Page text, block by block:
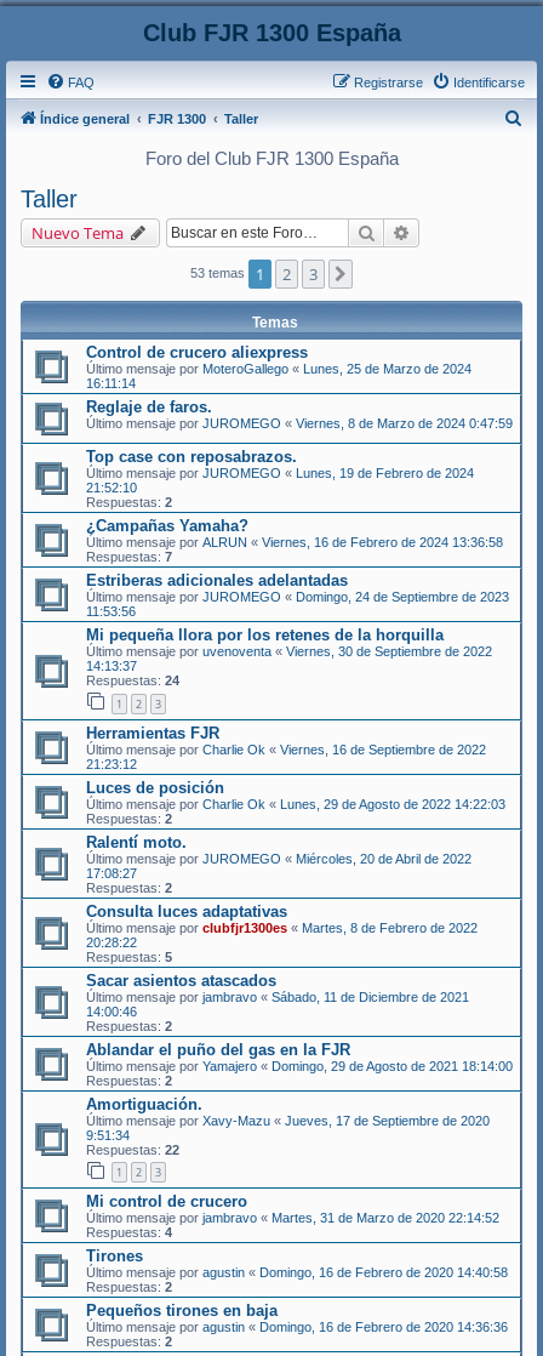
Club FJR 1300 España
FAQ Identificarse
Registrarse
Índice general FJR 1300 Taller
Foro del Club FJR 1300 España
Taller
Nuevo Tema Buscar
53 temas 1 2 3
Temas
Control de crucero aliexpress
Último mensaje por MoteroGallego « Lunes, 25 de Marzo de 2024
16:11:14
Reglaje de faros.
Último mensaje por JUROMEGO « Viernes, 8 de Marzo de 2024 0:47:59
Top case con reposabrazos.
Último mensaje por JUROMEGO « Lunes, 19 de Febrero de 2024
21:52:10
Respuestas: 2
¿Campañas Yamaha?
Último mensaje por ALRUN « Viernes, 16 de Febrero de 2024 13:36:58
Respuestas: 7
Estriberas adicionales adelantadas
Último mensaje por JUROMEGO « Domingo, 24 de Septiembre de 2023
11:53:56
Mi pequeña llora por los retenes de la horquilla
Último mensaje por uvenoventa « Viernes, 30 de Septiembre de 2022
14:13:37
Respuestas: 24
1 2 3
Herramientas FJR
Último mensaje por Charlie Ok « Viernes, 16 de Septiembre de 2022
21:23:12
Luces de posición
Último mensaje por Charlie Ok « Lunes, 29 de Agosto de 2022 14:22:03
Respuestas: 2
Ralentí moto.
Último mensaje por JUROMEGO « Miércoles, 20 de Abril de 2022
17:08:27
Respuestas: 2
Consulta luces adaptativas
Último mensaje por clubfjr1300es « Martes, 8 de Febrero de 2022
20:28:22
Respuestas: 5
Sacar asientos atascados
Último mensaje por jambravo « Sábado, 11 de Diciembre de 2021
14:00:46
Respuestas: 2
Ablandar el puño del gas en la FJR
Último mensaje por Yamajero « Domingo, 29 de Agosto de 2021 18:14:00
Respuestas: 2
Amortiguación.
Último mensaje por Xavy-Mazu « Jueves, 17 de Septiembre de 2020
9:51:34
Respuestas: 22
1 2 3
Mi control de crucero
Último mensaje por jambravo « Martes, 31 de Marzo de 2020 22:14:52
Respuestas: 4
Tirones
Último mensaje por agustin « Domingo, 16 de Febrero de 2020 14:40:58
Respuestas: 2
Pequeños tirones en baja
Último mensaje por agustin « Domingo, 16 de Febrero de 2020 14:36:36
Respuestas: 2